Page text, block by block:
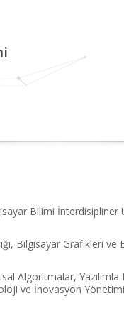
Bilimi
Bilgisayar Grafikleri
Algoritmalar,
ve İnovasyon